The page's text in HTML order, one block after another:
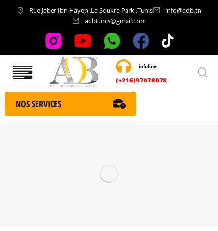
Rue Jaber Ibn Hayen ,La Soukra Park ,Tunis
info@adb.tn
adbtunis@gmail.com
infoline
(+216)97078078
Nos services
NOS SERVICES